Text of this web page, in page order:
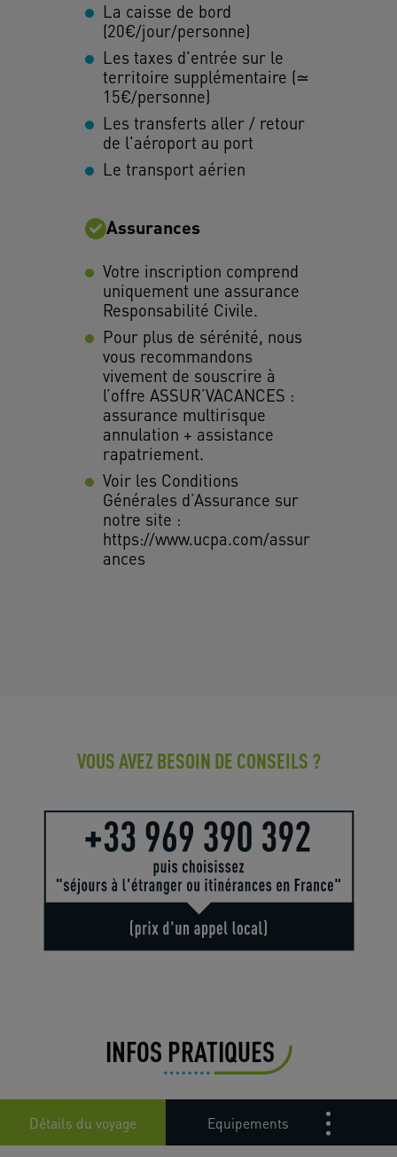
La caisse de bord
(20€/jour/personne)
Les taxes d'entrée sur le
territoire supplémentaire (≃
15€/personne)
Les transferts aller / retour
de l'aéroport au port
Le transport aérien
Assurances
Votre inscription comprend
uniquement une assurance
Responsabilité Civile.
Pour plus de sérénité, nous
vous recommandons
vivement de souscrire à
l’offre ASSUR’VACANCES :
assurance multirisque
annulation + assistance
rapatriement.
Voir les Conditions
Générales d’Assurance sur
notre site :
https://www.ucpa.com/assur
ances
VOUS AVEZ BESOIN DE CONSEILS ?
INFOS PRATIQUES
Détails du voyage Equipements